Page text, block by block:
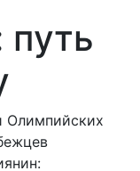
Олимпийских